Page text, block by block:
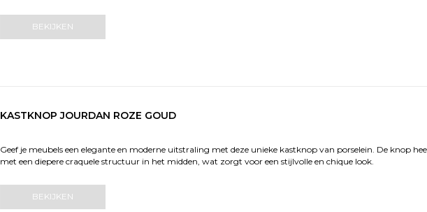
BEKIJKEN
KASTKNOP JOURDAN ROZE GOUD
Geef je meubels een elegante en moderne uitstraling met deze unieke kastknop van porselein. De knop
met een diepere craquele structuur in het midden, wat zorgt voor een stijlvolle en chique look.
BEKIJKEN